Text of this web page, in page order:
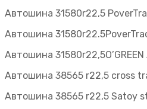
Автошина 31580r22,5
Автошина
Автошина
Автошина 38565 r22,5 cross
Автошина 38565 r22,5 Satoy